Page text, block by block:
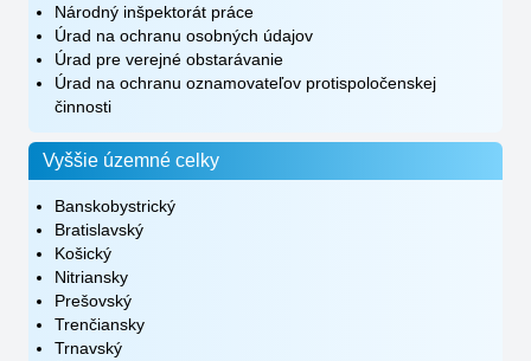
Národný inšpektorát práce
Úrad na ochranu osobných údajov
Úrad pre verejné obstarávanie
Úrad na ochranu oznamovateľov protispoločenskej
činnosti
Vyššie územné celky
Banskobystrický
Bratislavský
Košický
Nitriansky
Prešovský
Trenčiansky
Trnavský